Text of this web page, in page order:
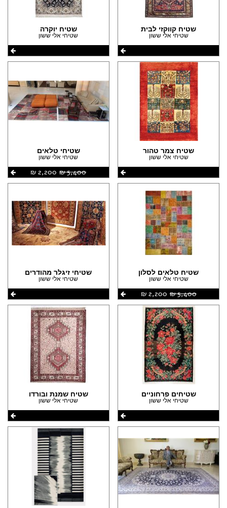
שטיח קווקזי לבית
שטיחי אלי ששון
שטיח יוקרה
שטיחי אלי ששון
שטיח צמר טהור
שטיחי אלי ששון
שטיחי טלאים
שטיחי אלי ששון
5,400 ‏₪
2,200 ‏₪
שטיח טלאים לסלון
שטיחי אלי ששון
5,400 ‏₪
2,200 ‏₪
שטיחי זיגלר מהודרים
שטיחי אלי ששון
שטיחים פרחוניים
שטיחי אלי ששון
שטיח שמנת ובורדו
שטיחי אלי ששון